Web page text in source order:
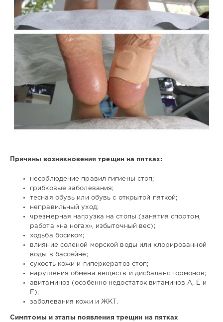
Причины возникновения трещин на пятках:
несоблюдение правил гигиены стоп;
грибковые заболевания;
тесная обувь или обувь с открытой пяткой;
неправильный уход;
чрезмерная нагрузка на стопы (занятия спортом,
работа «на ногах», избыточный вес);
ходьба босиком;
влияние соленой морской воды или хлорированной
воды в бассейне;
сухость кожи и гиперкератоз стоп;
нарушения обмена веществ и дисбаланс гормонов;
авитаминоз (особенно недостаток витаминов А, Е и
F);
заболевания кожи и ЖКТ.
Симптомы и этапы появления трещин на пятках